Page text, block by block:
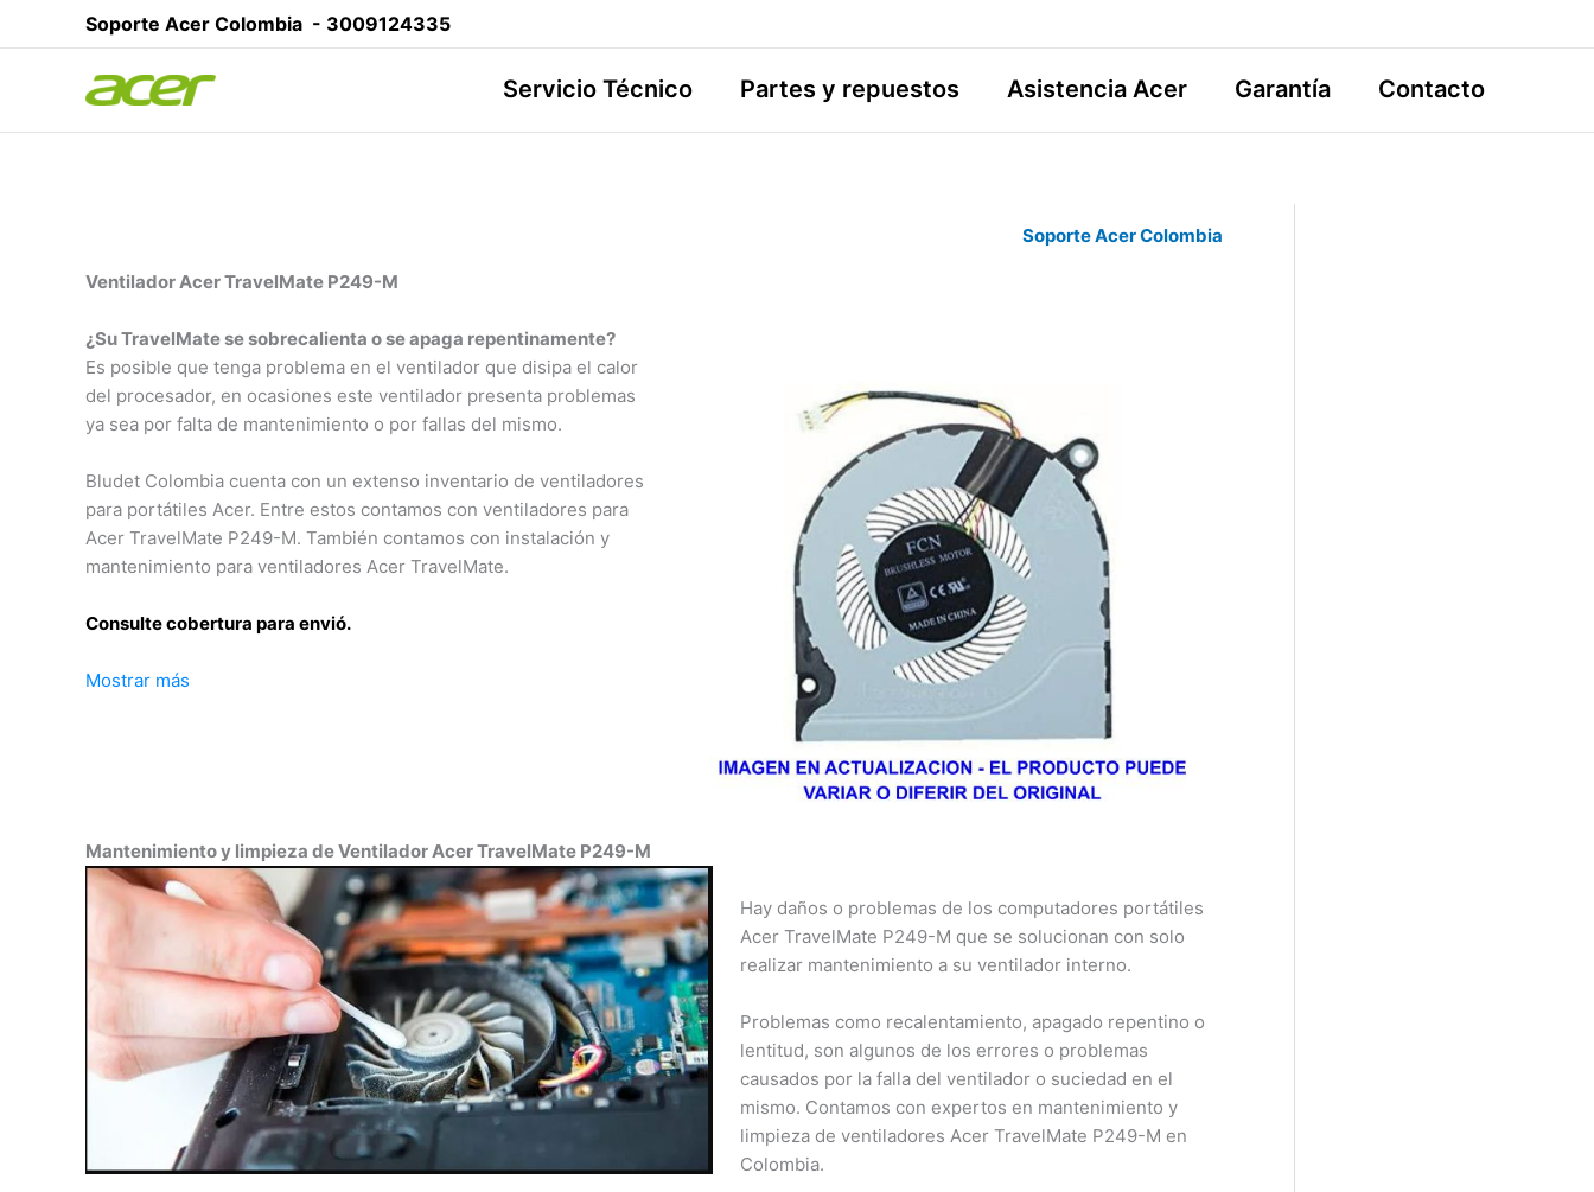
Soporte Acer Colombia - 3009124335
Servicio Técnico Partes y repuestos Asistencia Acer Garantía Contacto
Soporte Acer Colombia
Ventilador Acer TravelMate P249-M
¿Su TravelMate se sobrecalienta o se apaga repentinamente?
Es posible que tenga problema en el ventilador que disipa el calor
del procesador, en ocasiones este ventilador presenta problemas
ya sea por falta de mantenimiento o por fallas del mismo.
Bludet Colombia cuenta con un extenso inventario de ventiladores
para portátiles Acer. Entre estos contamos con ventiladores para
Acer TravelMate P249-M. También contamos con instalación y
mantenimiento para ventiladores Acer TravelMate.
Consulte cobertura para envió.
Leticia, Medellín, Arauca, Barranquilla, Cartagena, Tunja, Manizales,
Mostrar más
Mantenimiento y limpieza de Ventilador Acer TravelMate P249-M
Hay daños o problemas de los computadores portátiles
Acer TravelMate P249-M que se solucionan con solo
realizar mantenimiento a su ventilador interno.
Problemas como recalentamiento, apagado repentino o
lentitud, son algunos de los errores o problemas
causados por la falla del ventilador o suciedad en el
mismo. Contamos con expertos en mantenimiento y
limpieza de ventiladores Acer TravelMate P249-M en
Colombia.
¡Hola!
¿Quieres asesoría profesional, consultar un producto o
servicio?
Contacto por WhatsApp
Aviso Importante
Informamos a todos nuestros clientes que, a partir del 1 de
abril, ya no tendremos atención los días sábados.
Agradecemos su comprensión y confianza. Estamos
comprometidos en seguir brindándoles el mejor servicio
dentro de este nuevo horario.
Cerrar